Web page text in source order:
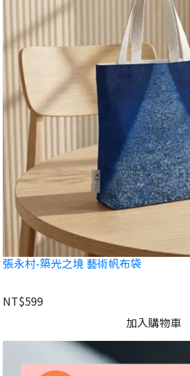
張永村-築光之境 藝術帆布袋
NT$599
加入購物車